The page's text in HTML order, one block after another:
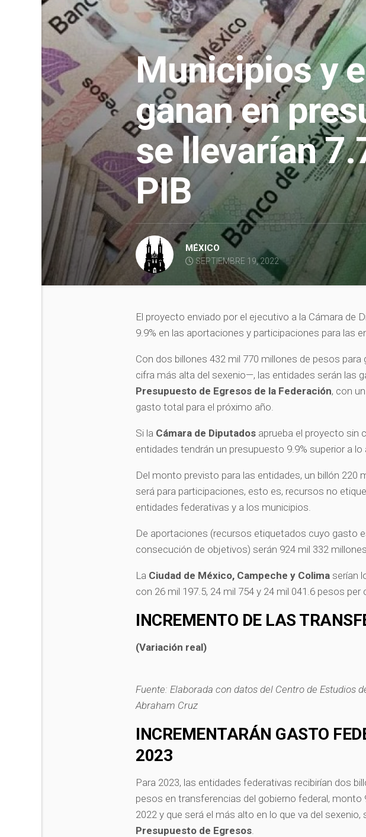
Municipios y
ganan en
se llevarían
PIB
MÉXICO
SEPTIEMBRE 19, 2022
El proyecto enviado por el ejecutivo a la Cámara de
9.9% en las aportaciones y participaciones para las
Con dos billones 432 mil 770 millones de pesos
cifra más alta del sexenio—, las entidades serán las
Presupuesto de Egresos de la Federación, con
gasto total para el próximo año.
Si la Cámara de Diputados aprueba el proyecto sin
entidades tendrán un presupuesto 9.9% superior a
Del monto previsto para las entidades, un billón 220
será para participaciones, esto es, recursos no
entidades federativas y a los municipios.
De aportaciones (recursos etiquetados cuyo gasto
consecución de objetivos) serán 924 mil 332
La Ciudad de México, Campeche y Colima serían
con 26 mil 197.5, 24 mil 754 y 24 mil 041.6 pesos
INCREMENTO DE LAS
(Variación real)
Fuente: Elaborada con datos del Centro de Estudios
Abraham Cruz
INCREMENTARÁN GASTO
2023
Para 2023, las entidades federativas recibirían dos
pesos en transferencias del gobierno federal, monto
2022 y que será el más alto en lo que va del sexenio,
Presupuesto de Egresos.